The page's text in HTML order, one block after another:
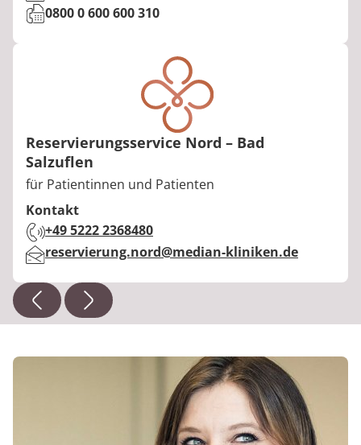
Fax:0800 0 600 600 310
Reservierungsservice Nord – Bad
Salzuflen
Berufstitel:
für Patientinnen und Patienten
Kontakt
Telefon:
+49 5222 2368480
E-Mail:reservierung.nord@median-kliniken.de